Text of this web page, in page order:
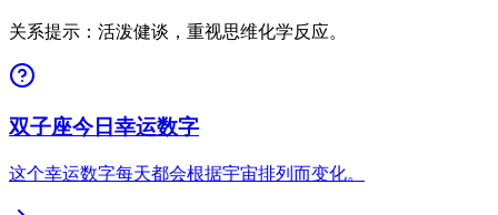
关系提示：活泼健谈，重视思维化学反应。
双子座今日幸运数字
这个幸运数字每天都会根据宇宙排列而变化。